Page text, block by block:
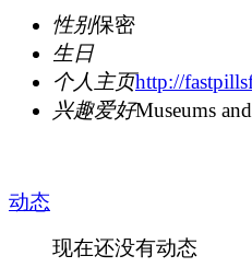
性别保密
生日
个人主页http://
兴趣爱好Museums
动态
现在还没有动态